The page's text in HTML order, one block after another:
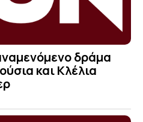
δράμα
και Κλέλια